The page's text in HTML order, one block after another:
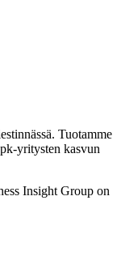
Tuotamme
yritysten kasvun
Insight Group on